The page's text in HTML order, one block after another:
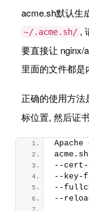
acme.sh默认生
~/.acme.sh/ ,
要直接让 nginx/
里面的文件都是
正确的使用方法
标位置, 然后证
Apache
acme. sh
--
--
--
--